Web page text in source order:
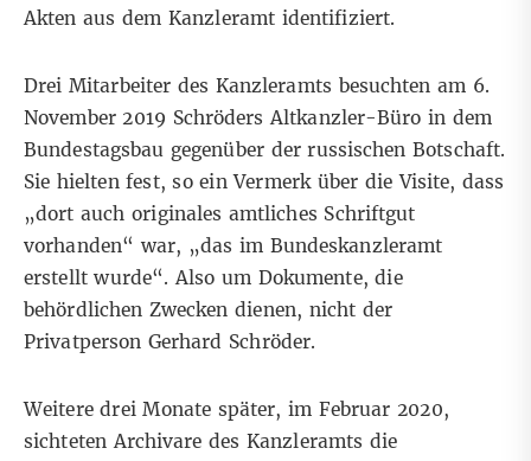
Akten aus dem Kanzleramt identifiziert.
Drei Mitarbeiter des Kanzleramts besuchten am 6.
November 2019 Schröders Altkanzler-Büro in dem
Bundestagsbau gegenüber der russischen Botschaft.
Sie hielten fest, so ein Vermerk über die Visite, dass
„dort auch originales amtliches Schriftgut
vorhanden“ war, „das im Bundeskanzleramt
erstellt wurde“. Also um Dokumente, die
behördlichen Zwecken dienen, nicht der
Privatperson Gerhard Schröder.
Weitere drei Monate später, im Februar 2020,
sichteten Archivare des Kanzleramts die